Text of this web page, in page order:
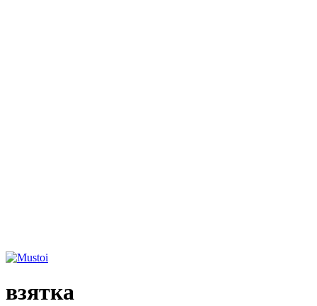
взятка